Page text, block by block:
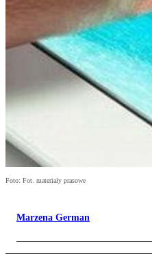
Foto: Fot. materiały prasowe
Marzena German